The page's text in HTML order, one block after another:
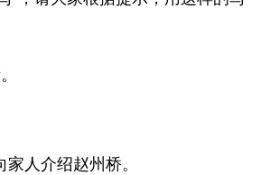
人介绍赵州桥。